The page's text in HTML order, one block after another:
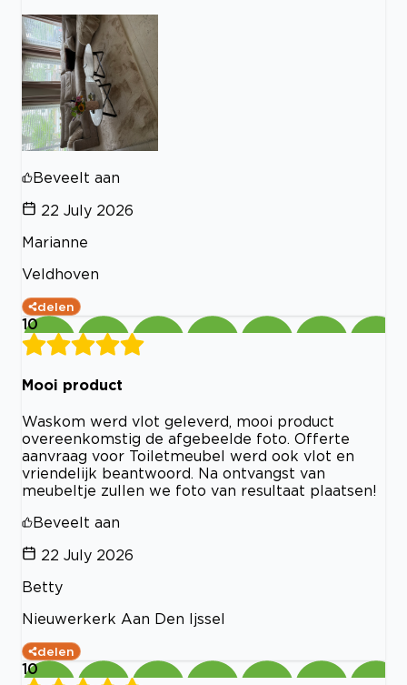
Beveelt aan
22 July 2026
Marianne
Veldhoven
delen
10
Mooi product
Waskom werd vlot geleverd, mooi product
overeenkomstig de afgebeelde foto. Offerte
aanvraag voor Toiletmeubel werd ook vlot en
vriendelijk beantwoord. Na ontvangst van
meubeltje zullen we foto van resultaat plaatsen!
Beveelt aan
22 July 2026
Betty
Nieuwerkerk Aan Den Ijssel
delen
10